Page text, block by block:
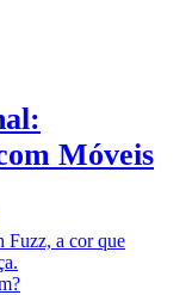
Móveis
Fuzz, a cor que